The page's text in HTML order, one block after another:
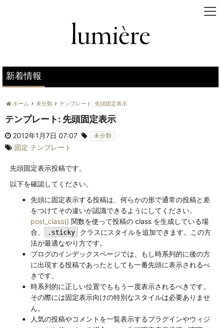
新着情報
ホーム 未分類 テンプレート: 先頭固定表示
テンプレート: 先頭固定表示
2012年1月7日 07:07 未分類
固定 テンプレート
先頭固定表示投稿です。
以下を確認してください。
先頭に固定表示する投稿は、何らかの形で通常の投稿と差
をつけてその違いが認識できるようにしてください。
post_class() 関数を使って投稿の class を生成している場
合、
.sticky
クラスにスタイルを追加できます。この方
法が最適なやり方です。
ブログのインデックスページでは、もし時系列的に後の方
に出現する投稿であったとしても一番先頭に表示されるべ
きです。
時系列的に正しい位置でももう一度表示されるべきです。
その際には固定表示向けの特別なスタイルは必要ありませ
ん。
人気の投稿やコメントを一覧表示するプラグインやウィジ
t